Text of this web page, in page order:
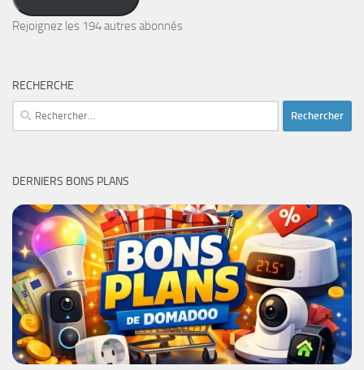
e-
mail
Rejoignez les 194 autres abonnés
RECHERCHE
Rechercher :
DERNIERS BONS PLANS